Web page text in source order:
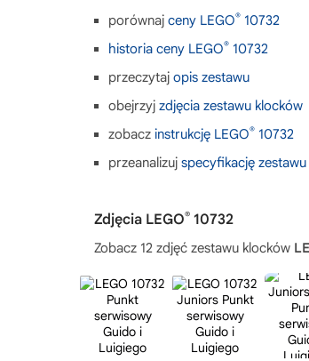
porównaj ceny LEGO® 10732
historia ceny LEGO® 10732
przeczytaj opis zestawu
obejrzyj zdjęcia zestawu klocków
zobacz instrukcję LEGO® 10732
przeanalizuj specyfikację zestawu
Zdjęcia LEGO® 10732
Zobacz 12 zdjęć zestawu klocków